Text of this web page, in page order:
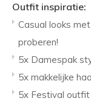
Outfit inspiratie:
Casual looks
proberen!
5x Damespak
5x makkelijke
5x Festival